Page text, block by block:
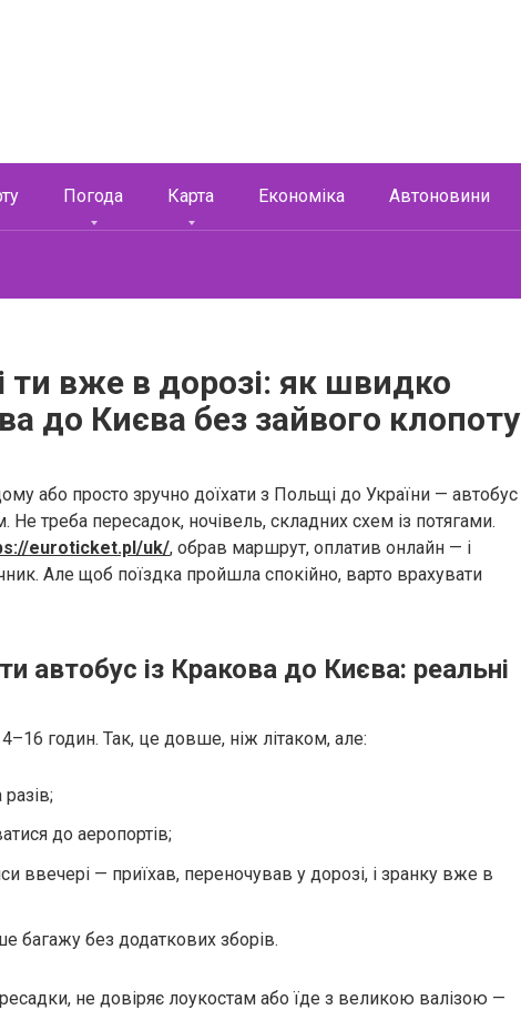
Погода Карта Економіка Автоновини
ти вже в дорозі: як швидко
до Києва без зайвого клопоту
або просто зручно доїхати з Польщі до України — автобус
Не треба пересадок, ночівель, складних схем із потягами.
euroticket.pl/uk/, обрав маршрут, оплатив онлайн — і
Але щоб поїздка пройшла спокійно, варто врахувати
автобус із Кракова до Києва: реальні
годин. Так, це довше, ніж літаком, але:
до аеропортів;
ввечері — приїхав, переночував у дорозі, і зранку вже в
багажу без додаткових зборів.
не довіряє лоукостам або їде з великою валізою —